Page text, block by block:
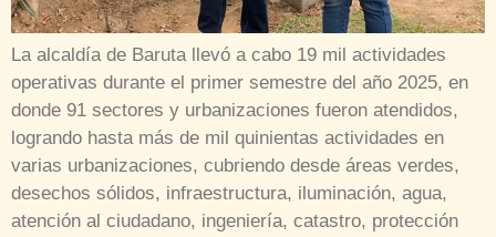
La alcaldía de Baruta llevó a cabo 19 mil actividades
operativas durante el primer semestre del año 2025, en
donde 91 sectores y urbanizaciones fueron atendidos,
logrando hasta más de mil quinientas actividades en
varias urbanizaciones, cubriendo desde áreas verdes,
desechos sólidos, infraestructura, iluminación, agua,
atención al ciudadano, ingeniería, catastro, protección